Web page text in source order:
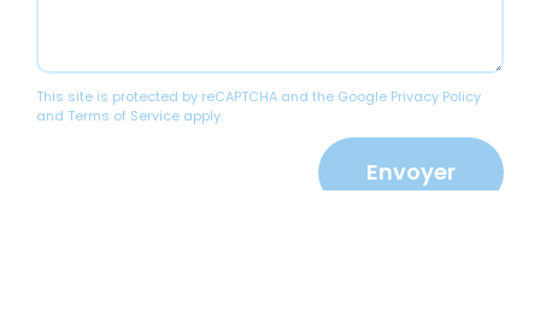
This site is protected by reCAPTCHA and the Google Privacy Policy
and Terms of Service apply.
Envoyer